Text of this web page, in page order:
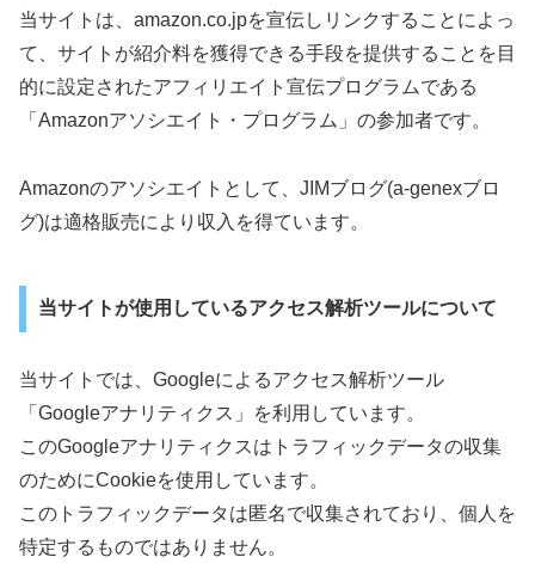
当サイトは、amazon.co.jpを宣伝しリンクすることによっ
て、サイトが紹介料を獲得できる手段を提供することを目
的に設定されたアフィリエイト宣伝プログラムである
「Amazonアソシエイト・プログラム」の参加者です。
Amazonのアソシエイトとして、JIMブログ(a-genexブロ
グ)は適格販売により収入を得ています。
当サイトが使用しているアクセス解析ツールについて
当サイトでは、Googleによるアクセス解析ツール
「Googleアナリティクス」を利用しています。
このGoogleアナリティクスはトラフィックデータの収集
のためにCookieを使用しています。
このトラフィックデータは匿名で収集されており、個人を
特定するものではありません。